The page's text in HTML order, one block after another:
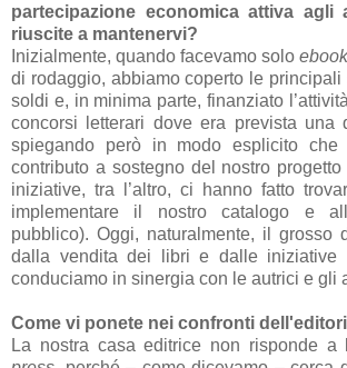
partecipazione economica attiva agli
riuscite a mantenervi?
Inizialmente, quando facevamo solo ebook
di rodaggio, abbiamo coperto le principali
soldi e, in minima parte, finanziato
concorsi letterari dove era prevista una
spiegando però in modo esplicito
contributo a sostegno del nostro
iniziative, tra l’altro, ci hanno fatto
implementare il nostro catalogo e
pubblico). Oggi, naturalmente, il grosso
dalla vendita dei libri e dalle iniziative
conduciamo in sinergia con le autrici e gli
Come vi ponete nei confronti
La nostra casa editrice non risponde a